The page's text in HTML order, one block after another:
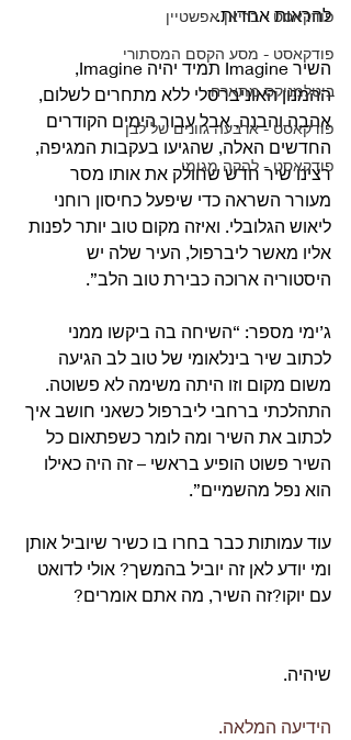
פודקאסט - בריאן אפשטיין
פודקאסט - מסע הקסם המסתורי
ביטלמניקס מתארח
פודקאסט - ארבעה גוונים של לבן
פודקאסט - להקה מגומי
להראות אחדות.
השיר Imagine תמיד יהיה Imagine,
ההמנון האוניברסלי ללא מתחרים לשלום,
אהבה והבנה, אבל עבור הימים הקודרים
החדשים האלה, שהגיעו בעקבות המגיפה,
רצינו שיר חדש שחולק את אותו מסר
מעורר השראה כדי שיפעל כחיסון רוחני
ליאוש הגלובלי. ואיזה מקום טוב יותר לפנות
אליו מאשר ליברפול, העיר שלה יש
היסטוריה ארוכה כבירת טוב הלב”.
ג’ימי מספר: “השיחה בה ביקשו ממני
לכתוב שיר בינלאומי של טוב לב הגיעה
משום מקום וזו היתה משימה לא פשוטה.
התהלכתי ברחבי ליברפול כשאני חושב איך
לכתוב את השיר ומה לומר כשפתאום כל
השיר פשוט הופיע בראשי – זה היה כאילו
הוא נפל מהשמיים”.
עוד עמותות כבר בחרו בו כשיר שיוביל אותן
ומי יודע לאן זה יוביל בהמשך? אולי לדואט
עם יוקו?זה השיר, מה אתם אומרים?
שיהיה.
הידיעה המלאה.